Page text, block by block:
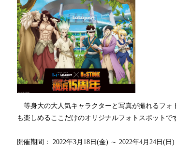
等身大の大人気キャラクターと写真が撮れるフォ
も楽しめるここだけのオリジナルフォトスポットで
開催期間： 2022年3月18日(金) ～ 2022年4月24日(日)